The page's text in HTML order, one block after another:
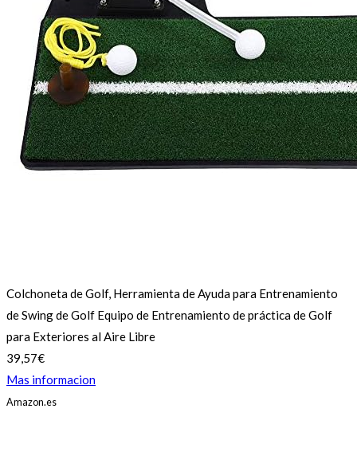
Colchoneta de Golf, Herramienta de Ayuda para Entrenamiento
de Swing de Golf Equipo de Entrenamiento de práctica de Golf
para Exteriores al Aire Libre
39,57€
Mas informacion
Amazon.es